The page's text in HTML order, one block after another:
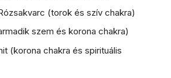
(torok és szív chakra)
szem és korona chakra)
(korona chakra és spirituális